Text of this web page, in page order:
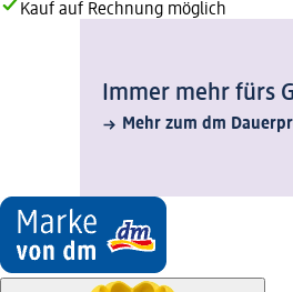
Kauf auf Rechnung möglich
Immer mehr fürs
Mehr zum dm